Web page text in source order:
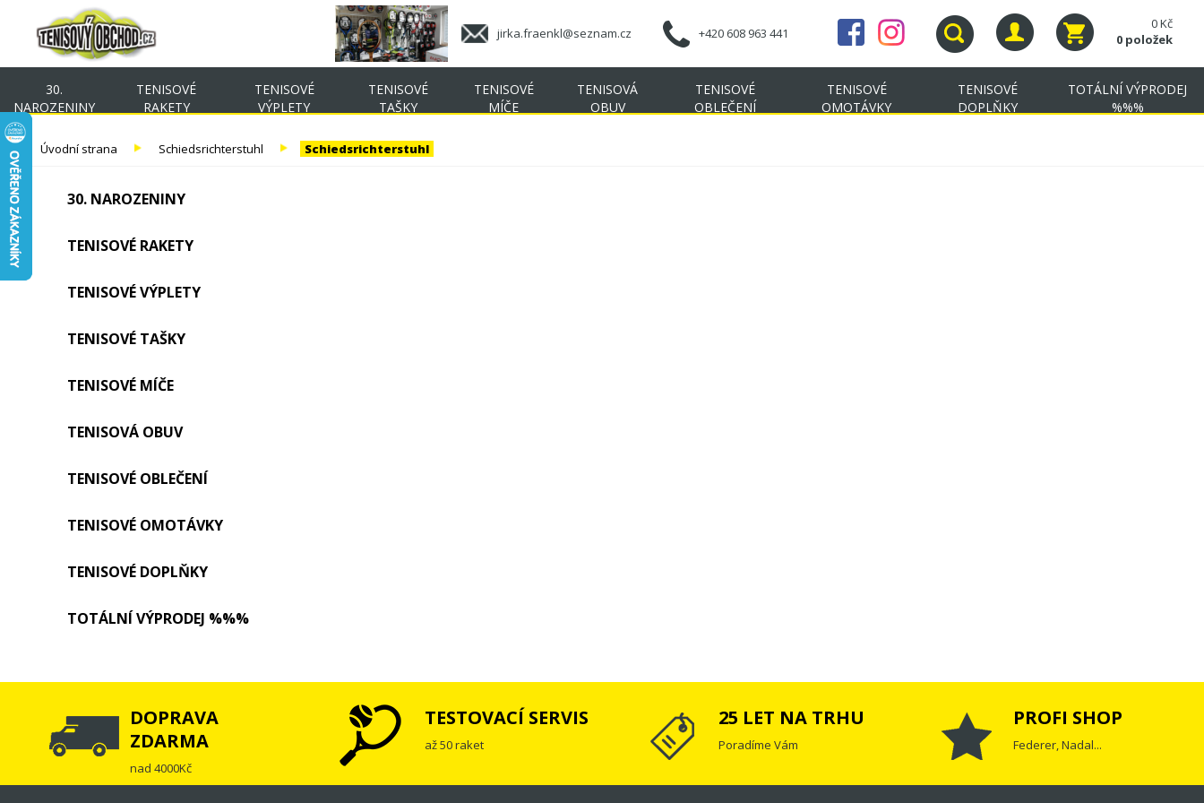
jirka.fraenkl@seznam.cz +420 608 963 441
0 Kč
0 položek
30.
NAROZENINY
TENISOVÉ
RAKETY
TENISOVÉ
VÝPLETY
TENISOVÉ
TAŠKY
TENISOVÉ
MÍČE
TENISOVÁ
OBUV
TENISOVÉ
OBLEČENÍ
TENISOVÉ
OMOTÁVKY
TENISOVÉ
DOPLŇKY
TOTÁLNÍ VÝPRODEJ
%%%
Úvodní strana Schiedsrichterstuhl Schiedsrichterstuhl
30. NAROZENINY
TENISOVÉ RAKETY
TENISOVÉ VÝPLETY
TENISOVÉ TAŠKY
TENISOVÉ MÍČE
TENISOVÁ OBUV
TENISOVÉ OBLEČENÍ
TENISOVÉ OMOTÁVKY
TENISOVÉ DOPLŇKY
TOTÁLNÍ VÝPRODEJ %%%
DOPRAVA
ZDARMA
nad 4000Kč
TESTOVACÍ SERVIS
až 50 raket
25 LET NA TRHU
Poradíme Vám
PROFI SHOP
Federer, Nadal...